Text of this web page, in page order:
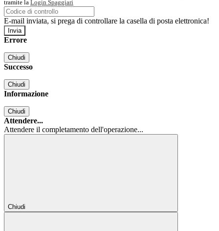
tramite la Login Spaggiari
E-mail inviata, si prega di controllare la casella di posta elettronica!
Errore
Chiudi
Successo
Chiudi
Informazione
Chiudi
Attendere...
Attendere il completamento dell'operazione...
Chiudi